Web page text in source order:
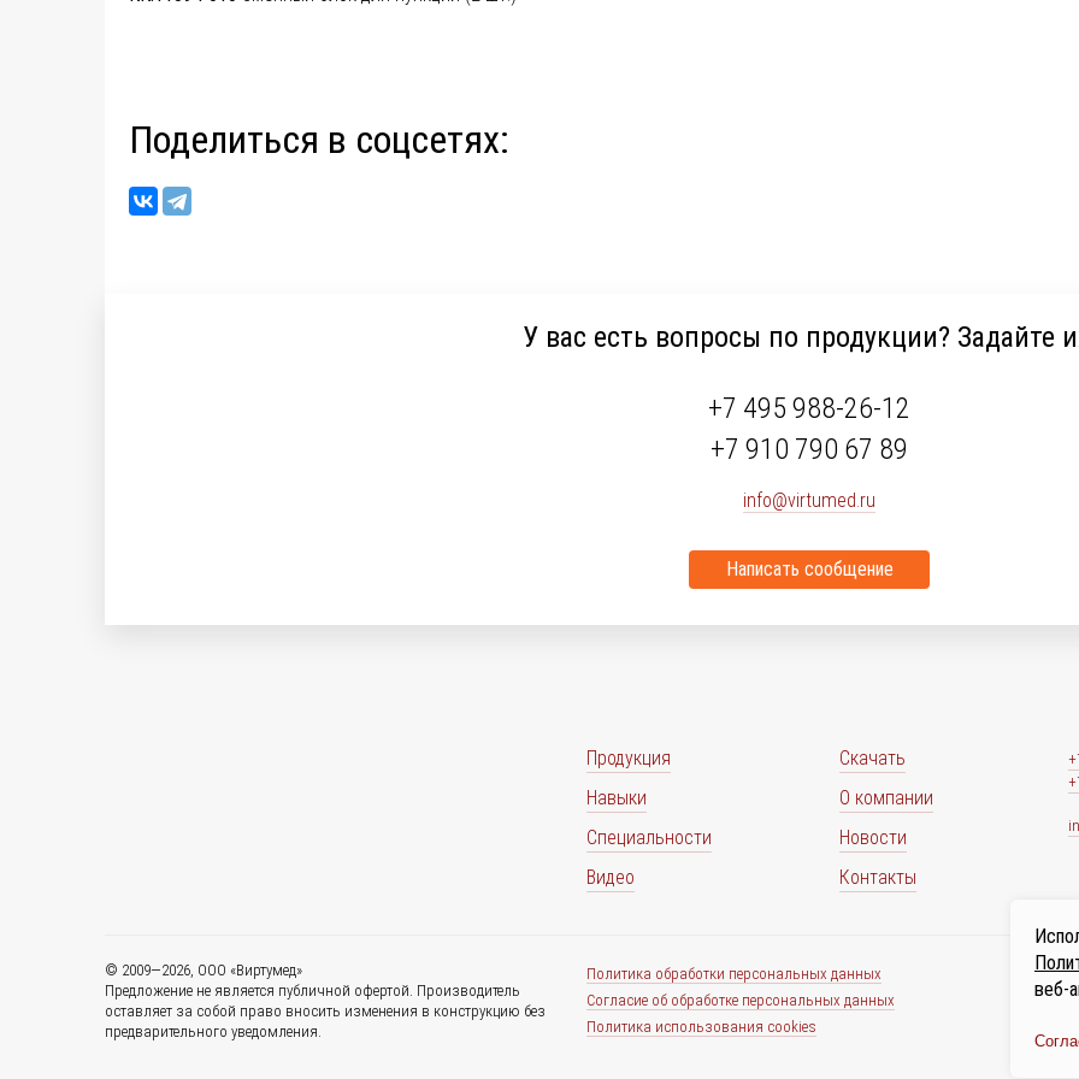
Поделиться в соцсетях:
У вас есть вопросы по продукции? Задайте
+7 495 988-26-12
+7 910 790 67 89
info@virtumed.ru
Написать сообщение
Продукция
Навыки
Специальности
Видео
Скачать
О компании
Новости
Контакты
© 2009—2026, ООО «Виртумед»
Предложение не является публичной офертой. Производитель
оставляет за собой право вносить изменения в конструкцию без
предварительного уведомления.
Политика обработки персональных данных
Согласие об обработке персональных данных
Политика использования cookies
веб-